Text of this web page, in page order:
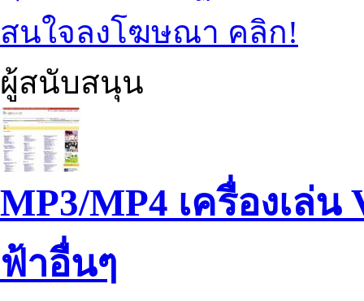
สนใจลงโฆษณา คลิก!
ผู้สนับสนุน
MP3/MP4 เครื่องเล่น
ฟ้าอื่นๆ